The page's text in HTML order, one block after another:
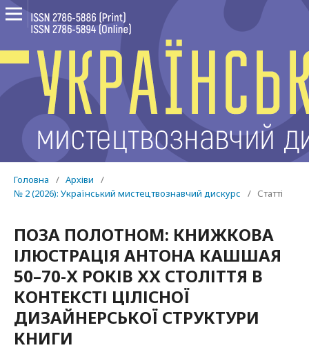
Головна / Архіви
/
№ 2 (2026): Український мистецтвознавчий дискурс
/ Статті
ПОЗА ПОЛОТНОМ: КНИЖКОВА
ІЛЮСТРАЦІЯ АНТОНА КАШШАЯ
50–70-Х РОКІВ ХХ СТОЛІТТЯ В
КОНТЕКСТІ ЦІЛІСНОЇ
ДИЗАЙНЕРСЬКОЇ СТРУКТУРИ
КНИГИ